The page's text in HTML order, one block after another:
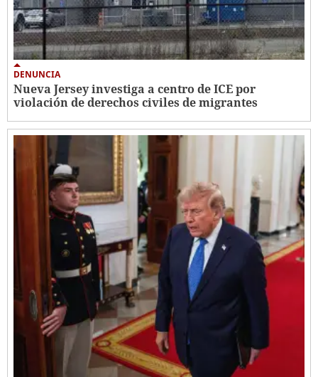
DENUNCIA
Nueva Jersey investiga a centro de ICE por
violación de derechos civiles de migrantes